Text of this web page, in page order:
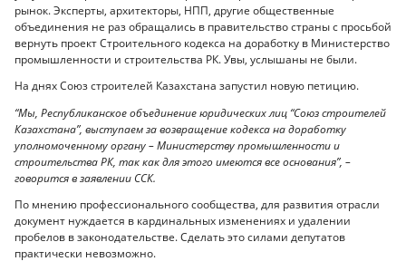
рынок. Эксперты, архитекторы, НПП, другие общественные
объединения не раз обращались в правительство страны с просьбой
вернуть проект Строительного кодекса на доработку в Министерство
промышленности и строительства РК. Увы, услышаны не были.
На днях Союз строителей Казахстана запустил новую петицию.
“Мы, Республиканское объединение юридических лиц “Союз строителей
Казахстана”, выступаем за возвращение кодекса на доработку
уполномоченному органу – Министерству промышленности и
строительства РК, так как для этого имеются все основания”, –
говорится в заявлении ССК.
По мнению профессионального сообщества, для развития отрасли
документ нуждается в кардинальных изменениях и удалении
пробелов в законодательстве. Сделать это силами депутатов
практически невозможно.